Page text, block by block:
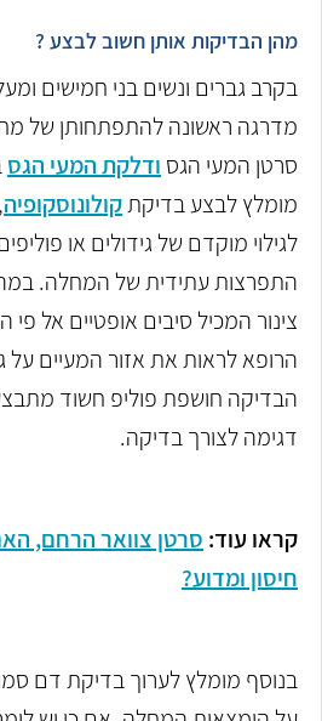
מהן הבדיקות אותן חשוב לבצע ?
בקרב גברים ונשים בני חמישים
מדרגה ראשונה להתפתחותן של
סרטן המעי הגס ודלקת המעי הגס
מומלץ לבצע בדיקתקולונוסקופיה
לגילוי מוקדם של גידולים או
התפרצות עתידית של המחלה.
צינור המכיל סיבים אופטיים אל
הרופא לראות את אזור המעיים
הבדיקה חושפת פוליפ חשוד
דגימה לצורך בדיקה.
קראו עוד: סרטן צוואר הרחם,
חיסון ומדוע?
בנוסף מומלץ לערוך בדיקת דם